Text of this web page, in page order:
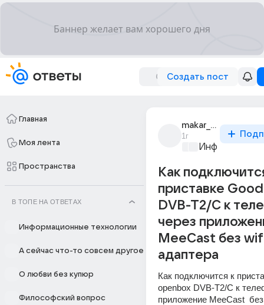
Создать пост
Главная
Моя лента
Пространства
В ТОПЕ НА ОТВЕТАХ
Информационные технологии
А сейчас что-то совсем другое
О любви без купюр
Философский вопрос
makar_kazakov_23
1г
Как
приставке
DVB-T2/C к
через
MeeCast без
адаптера
Как подключится к
openbox DVB-T2/C к
приложение MeeCast